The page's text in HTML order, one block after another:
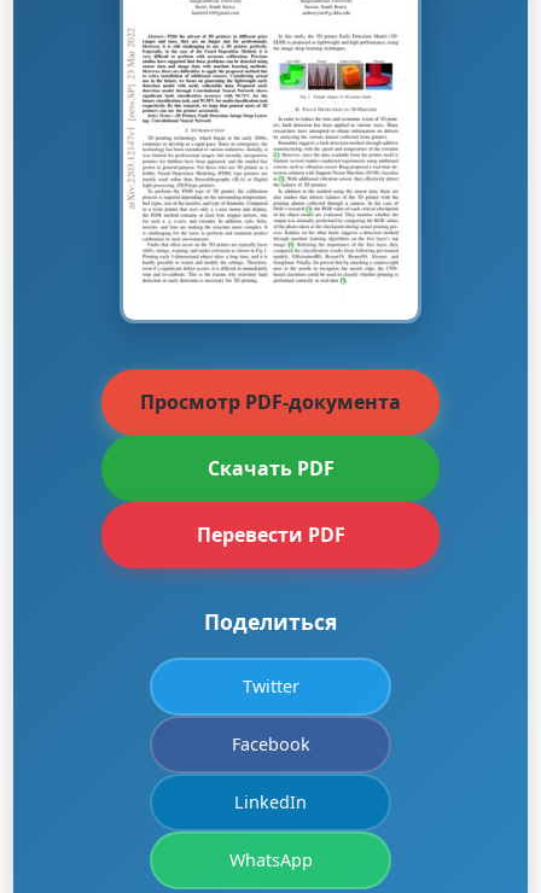
Просмотр PDF-документа
Скачать PDF
Перевести PDF
Поделиться
Twitter
Facebook
LinkedIn
WhatsApp